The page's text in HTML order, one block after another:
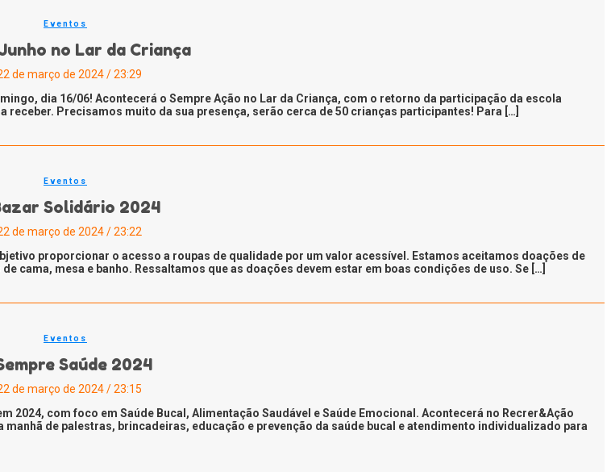
Eventos
no Lar da Criança
de março de 2024 / 23:29
dia 16/06! Acontecerá o Sempre Ação no Lar da Criança, com o retorno da participação da escola
Precisamos muito da sua presença, serão cerca de 50 crianças participantes! Para […]
Eventos
Solidário 2024
de março de 2024 / 23:22
proporcionar o acesso a roupas de qualidade por um valor acessível. Estamos aceitamos doações de
mesa e banho. Ressaltamos que as doações devem estar em boas condições de uso. Se […]
Eventos
Saúde 2024
de março de 2024 / 23:15
com foco em Saúde Bucal, Alimentação Saudável e Saúde Emocional. Acontecerá no Recrer&Ação
de palestras, brincadeiras, educação e prevenção da saúde bucal e atendimento individualizado para